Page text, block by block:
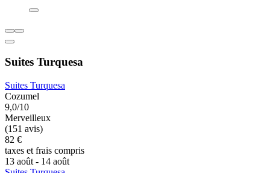
Suites Turquesa
Suites Turquesa
Cozumel
9,0/10
Merveilleux
(151 avis)
82 €
taxes et frais compris
13 août - 14 août